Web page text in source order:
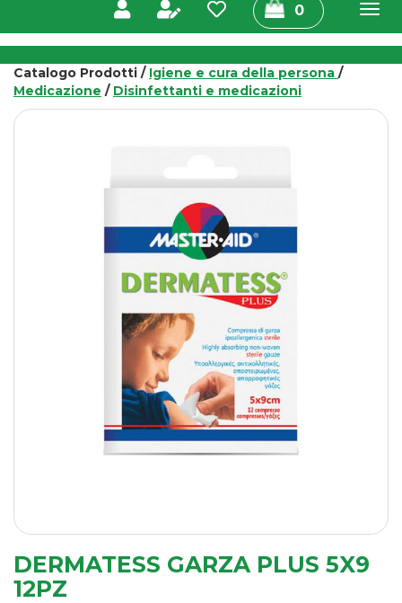
0prodotti
inseriti
Catalogo Prodotti / Igiene e cura della persona /
Medicazione / Disinfettanti e medicazioni
DERMATESS GARZA PLUS 5X9
12PZ